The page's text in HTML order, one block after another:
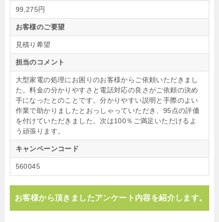
99,275円
お客様のご要望
見積り希望
担当のコメント
大型家電の処理にお困りのお客様からご依頼いただきまし
た。料金の分かりやすさと電話対応の良さがご依頼の決め
手になったとのことです。分かりやすい説明と手際のよい
作業で助かりましたとおっしゃっていただき、95点の評価
を付けていただきました。次は100％ご満足いただけるよ
う頑張ります。
キャンペーンコード
560045
お客様から頂きましたアンケート内容を紹介します。